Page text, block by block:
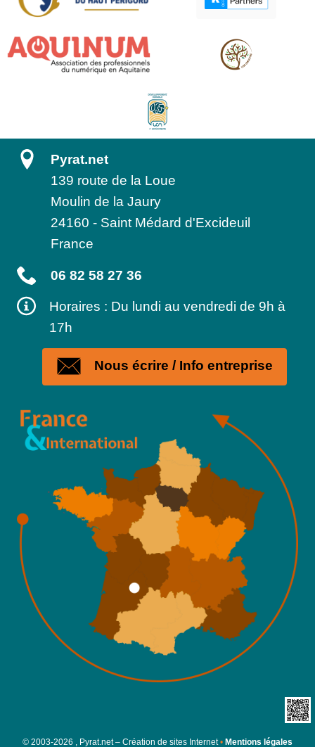
Pyrat.net
139 route de la Loue
Moulin de la Jaury
24160 - Saint Médard d'Excideuil
France
06 82 58 27 36
Horaires : Du lundi au vendredi de 9h à
17h
Nous écrire / Info entreprise
© 2003-2026 , Pyrat.net – Création de sites Internet • Mentions légales